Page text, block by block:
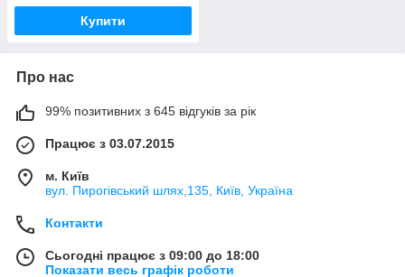
Купити
Про нас
99% позитивних з 645 відгуків за рік
Працює з 03.07.2015
м. Київ
вул. Пирогівський шлях,135, Київ, Україна
Контакти
Сьогодні працює з 09:00 до 18:00
Показати весь графік роботи